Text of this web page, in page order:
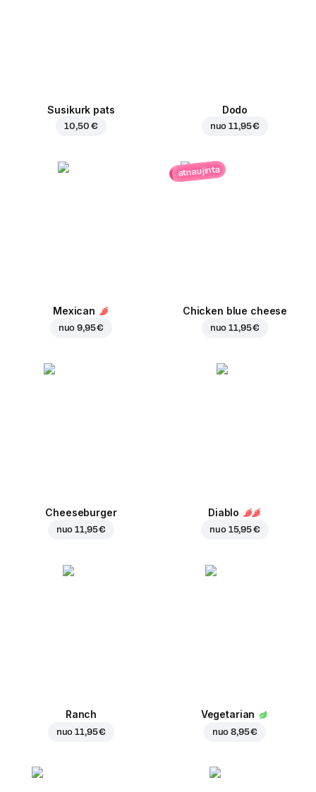
Susikurk pats
10,50 €
Dodo
nuo11,95 €
Mexican
nuo9,95 €
atnaujinta
Chicken blue cheese
nuo11,95 €
Cheeseburger
nuo11,95 €
Diablo
nuo 15,95 €
Ranch
nuo11,95 €
Vegetarian
nuo8,95 €